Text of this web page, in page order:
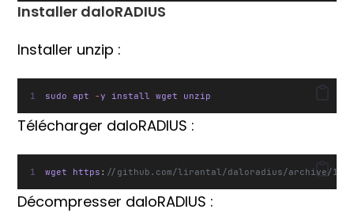
Installer daloRADIUS
Installer unzip :
sudo apt -y install wget unzip
Télécharger daloRADIUS :
wget https : //github.com/lirantal/daloradius/archive/
Décompresser daloRADIUS :